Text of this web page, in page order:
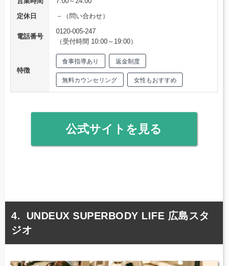
定休日
－（問い合わせ）
電話番号
0120-005-247
（受付時間 10:00～19:00）
特徴
食事指導あり 返金制度
無料カウンセリング 女性もおすすめ
公式サイトを見る
UNDEUX SUPERBODY LIFE 広島スタ
ジオ